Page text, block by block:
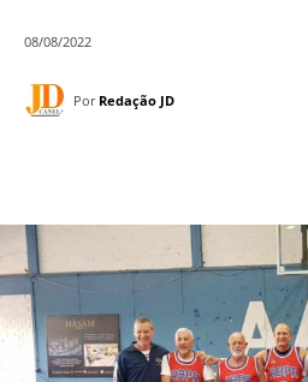
08/08/2022
Por Redação JD